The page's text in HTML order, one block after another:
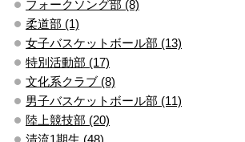
フォークソング部 (8)
柔道部 (1)
女子バスケットボール部 (13)
特別活動部 (17)
文化系クラブ (8)
男子バスケットボール部 (11)
陸上競技部 (20)
清流1期生 (48)